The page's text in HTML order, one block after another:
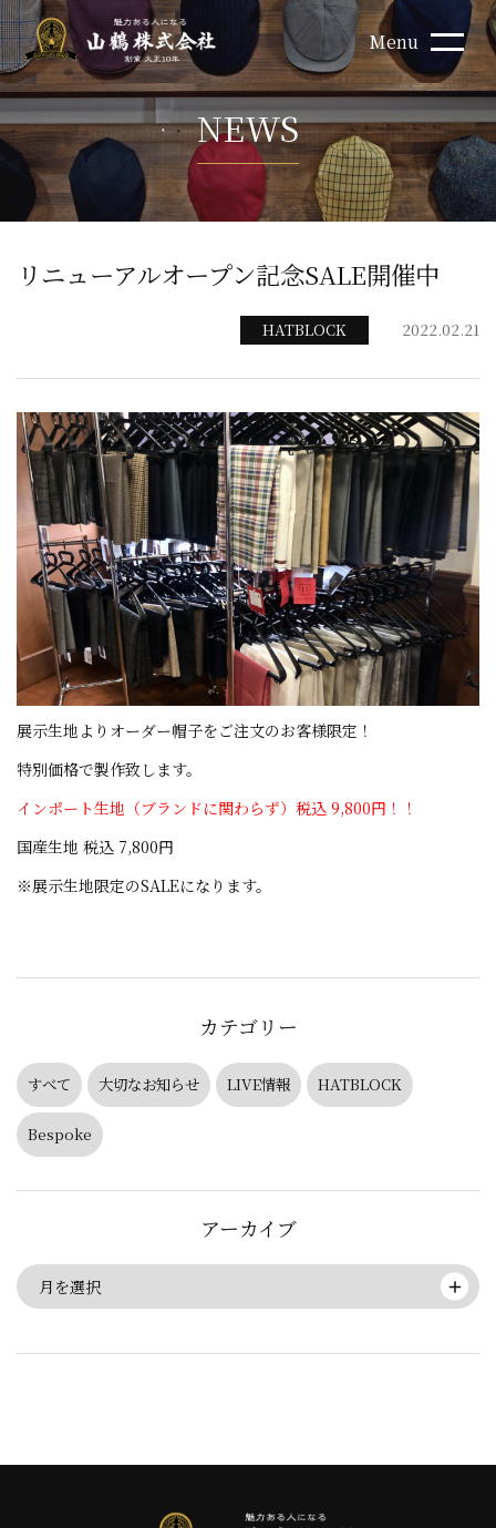
NEWS
リニューアルオープン記念SALE開催中
HATBLOCK 2022.02.21
展示生地よりオーダー帽子をご注文のお客様限定！
特別価格で製作致します。
インポート生地（ブランドに関わらず）税込 9,800円 ！！
国産生地 税込 7,800円
※展示生地限定のSALEになります。
カテゴリー
すべて 大切なお知らせ LIVE情報 HATBLOCK
Bespoke
アーカイブ
Menu